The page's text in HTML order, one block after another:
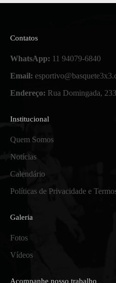
Contatos
WhatsApp: 11 94079-6840
Email:
Endereço: Rua Domingada,
Institucional
Quem Somos
Notícias
Calendário
Políticas de Privacidade e
Galeria
Fotos
Vídeos
Acompanhe nosso trabalho